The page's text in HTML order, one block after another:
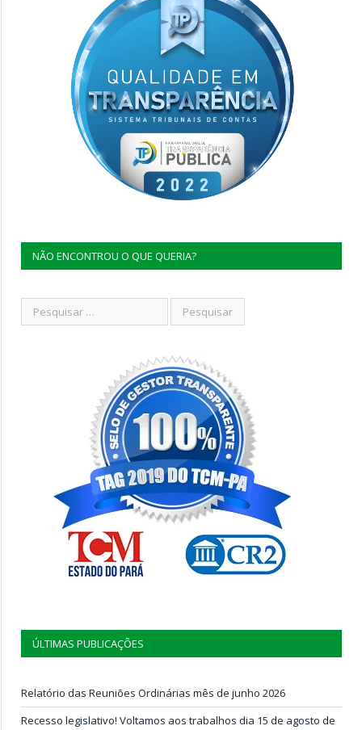
NÃO ENCONTROU O QUE QUERIA?
ÚLTIMAS PUBLICAÇÕES
Relatório das Reuniões Ordinárias mês de junho 2026
Recesso legislativo! Voltamos aos trabalhos dia 15 de agosto de